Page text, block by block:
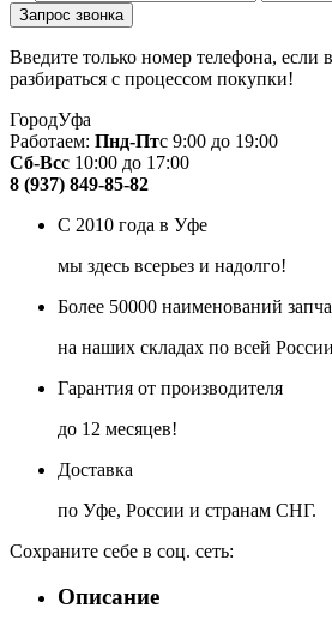
Введите только номер телефона, если
разбираться с процессом покупки!
ГородУфа
Работаем: Пнд-Птс 9:00 до 19:00
Сб-Всс 10:00 до 17:00
8 (937) 849-85-82
С 2010 года в Уфе
мы здесь всерьез и надолго!
Более 50000 наименований
на наших складах по всей
Гарантия от производителя
до 12 месяцев!
Доставка
по Уфе, России и странам СНГ.
Сохраните себе в соц. сеть:
Описание